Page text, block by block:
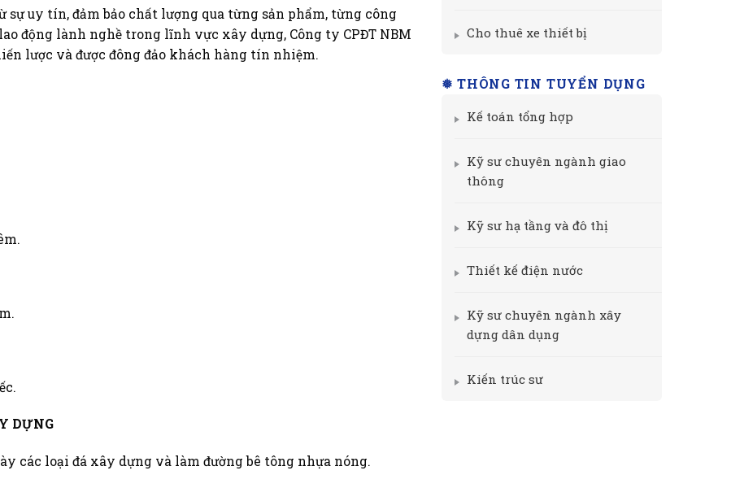
sự uy tín, đảm bảo chất lượng qua từng sản phẩm, từng công
động lành nghề trong lĩnh vực xây dựng, Công ty CPĐT NBM
lược và được đông đảo khách hàng tín nhiệm.
DỰNG
các loại đá xây dựng và làm đường bê tông nhựa nóng.
Cho thuê xe thiết bị
❅ THÔNG TIN TUYỂN DỤNG
Kế toán tổng hợp
Kỹ sư chuyên ngành giao
thông
Kỹ sư hạ tầng và đô thị
Thiết kế điện nước
Kỹ sư chuyên ngành xây
dựng dân dụng
Kiến trúc sư